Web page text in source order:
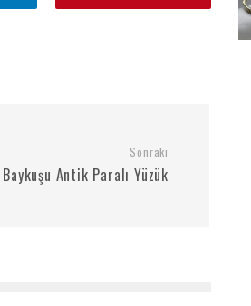
Sonraki
Baykuşu Antik Paralı Yüzük